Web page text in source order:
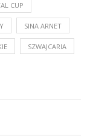
CUP
SINA ARNET
SZWAJCARIA